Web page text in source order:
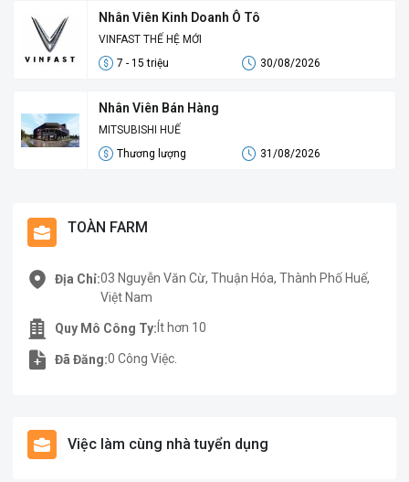
Nhân Viên Kinh Doanh Ô Tô
VINFAST THẾ HỆ MỚI
7 - 15 triệu
30/08/2026
Nhân Viên Bán Hàng
MITSUBISHI HUẾ
Thương lượng
31/08/2026
TOÀN FARM
Địa Chỉ:03 Nguyễn Văn Cừ, Thuận Hóa, Thành Phố Huế,
Việt Nam
Quy Mô Công Ty: Ít hơn 10
Đã Đăng:0 Công Việc.
Việc làm cùng nhà tuyển dụng